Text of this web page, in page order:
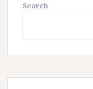
Search